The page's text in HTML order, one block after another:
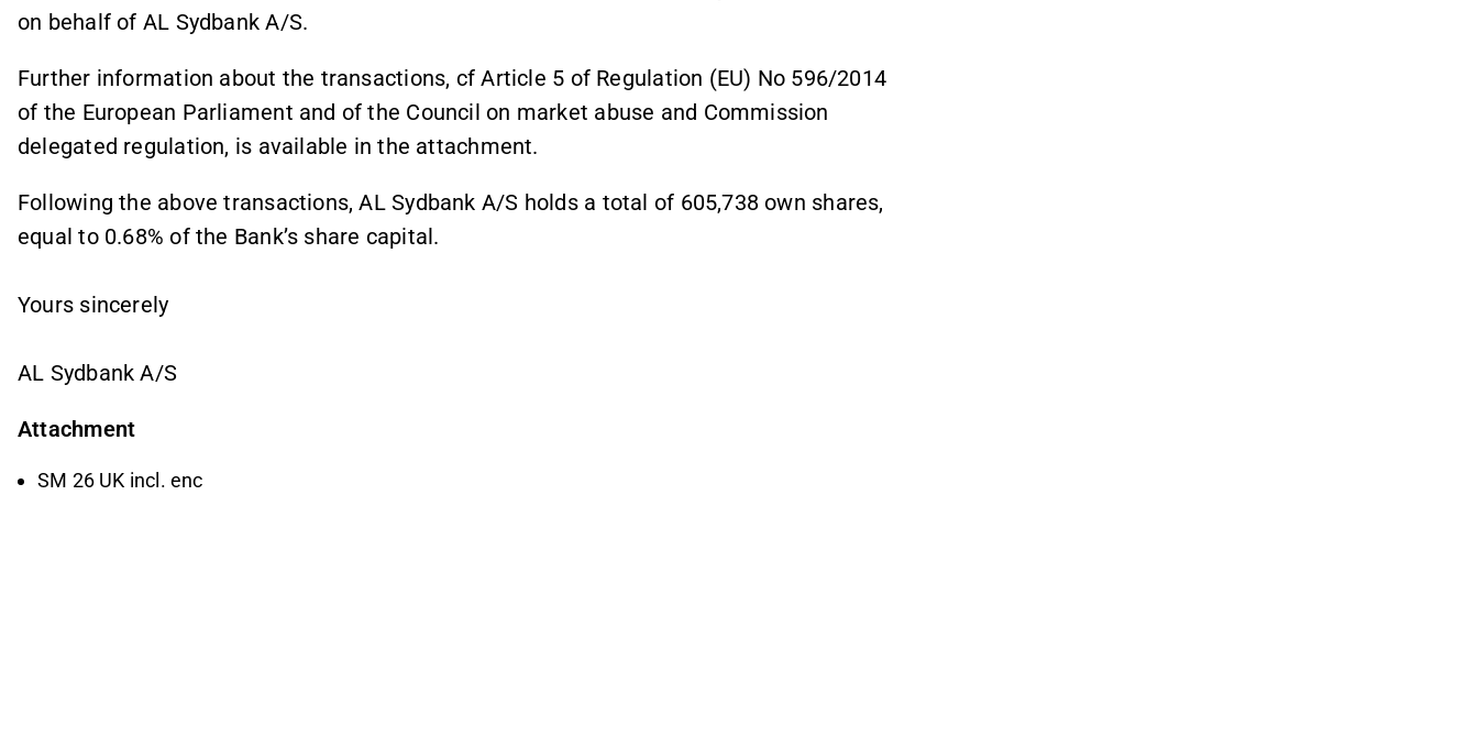
on behalf of AL Sydbank A/S.
Further information about the transactions, cf Article 5 of Regulation (EU) No 596/2014
of the European Parliament and of the Council on market abuse and Commission
delegated regulation, is available in the attachment.
Following the above transactions, AL Sydbank A/S holds a total of 605,738 own shares,
equal to 0.68% of the Bank’s share capital.
Yours sincerely
AL Sydbank A/S
Attachment
SM 26 UK incl. enc